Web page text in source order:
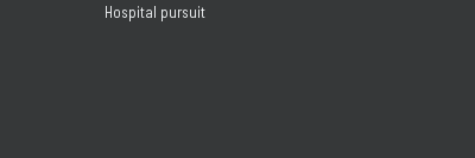
Hospital pursuit